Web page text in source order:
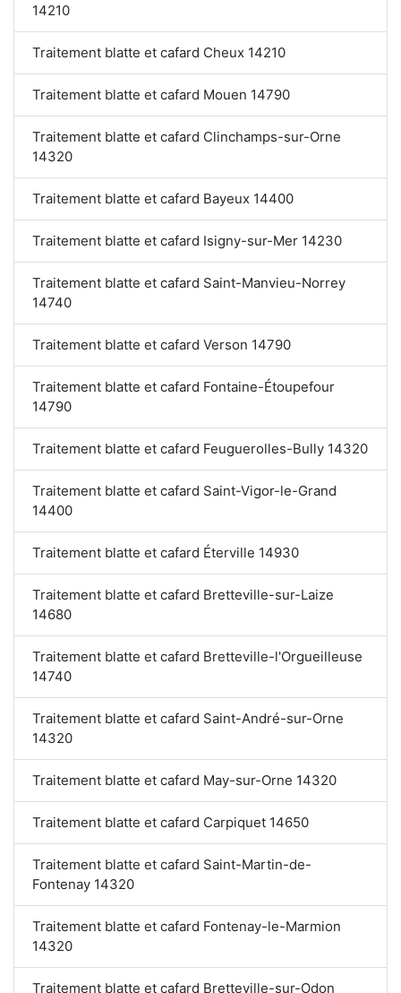
14210
Traitement blatte et cafard Cheux 14210
Traitement blatte et cafard Mouen 14790
Traitement blatte et cafard Clinchamps-sur-Orne
14320
Traitement blatte et cafard Bayeux 14400
Traitement blatte et cafard Isigny-sur-Mer 14230
Traitement blatte et cafard Saint-Manvieu-Norrey
14740
Traitement blatte et cafard Verson 14790
Traitement blatte et cafard Fontaine-Étoupefour
14790
Traitement blatte et cafard Feuguerolles-Bully 14320
Traitement blatte et cafard Saint-Vigor-le-Grand
14400
Traitement blatte et cafard Éterville 14930
Traitement blatte et cafard Bretteville-sur-Laize
14680
Traitement blatte et cafard Bretteville-l'Orgueilleuse
14740
Traitement blatte et cafard Saint-André-sur-Orne
14320
Traitement blatte et cafard May-sur-Orne 14320
Traitement blatte et cafard Carpiquet 14650
Traitement blatte et cafard Saint-Martin-de-
Fontenay 14320
Traitement blatte et cafard Fontenay-le-Marmion
14320
Traitement blatte et cafard Bretteville-sur-Odon